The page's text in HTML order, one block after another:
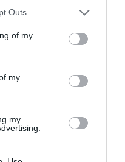
Outs
of my
my
my
segons Soler
client què espera
millorar la seva
tenim cara a cara, no
D’aquesta manera,
que sigui necessari
fidelitzar els que